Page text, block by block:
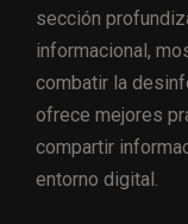
sección
informacional,
combatir la
ofrece mejores
compartir
entorno digital.